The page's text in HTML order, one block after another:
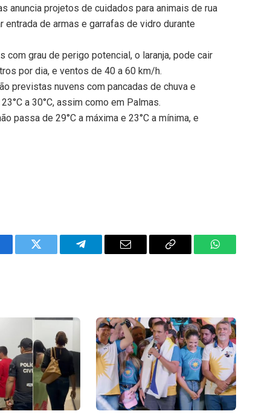
anuncia projetos de cuidados para animais de rua
entrada de armas e garrafas de vidro durante
grau de perigo potencial, o laranja, pode cair
por dia, e ventos de 40 a 60 km/h.
previstas nuvens com pancadas de chuva e
a 30°C, assim como em Palmas.
passa de 29°C a máxima e 23°C a mínima, e
Twitter Telegram Email
Copy